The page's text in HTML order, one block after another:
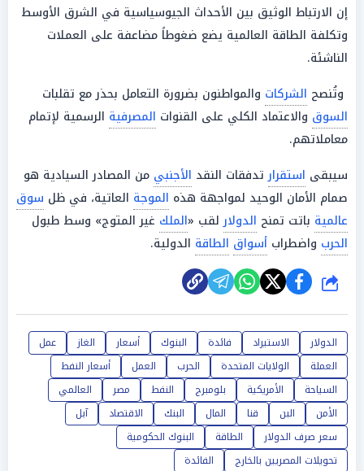
إن الارتباط الوثيق بين الأحداث الجيوسياسية في الشرق الأوسط
وتكلفة الطاقة العالمية يضع ضغوطاً مضاعفة على العملات
الناشئة.
وتُنصح الشركات والمواطنون بضرورة التعامل بحذر مع تقلبات
السوق والاعتماد الكلي على القنوات المصرفية الرسمية لإتمام
معاملاتهم.
سيبقى استقرارتدفقات النقد الأجنبي من المصادر السيادية هو
صمام الأمان الوحيد لمواجهة هذه الموجة العاتية، في ظل سوق
عالمية باتت تمنح الدولارلقب «الملك غير المتوج» وسط طبول
الحرب واضطراب أسواق الطاقة الدولية.
شارك
الدولار الاستيراد فائدة البنوك أسعار الغاز
عمل
العملة
الولايات المتحدة الحرب العمل
أسعار النفط
السياحة
الأمريكية بلومبرج النفط مصر
العالمي
الأمن
البن قنا المال البنك الاقتصاد
آبل
سعر صرف الدولار
الطاقة
البنوك الحكومية
تحويلات المصريين بالخارج
الفائدة